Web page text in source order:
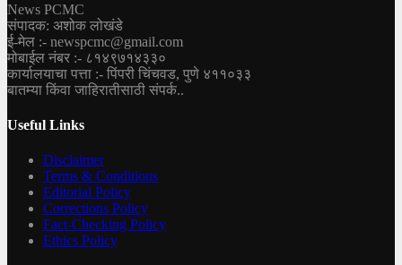
News PCMC
संपादक: अशोक लोखंडे
ई-मेल :- newspcmc@gmail.com
मोबाईल नंबर :- ८१४९७१४३३०
कार्यालयाचा पत्ता :- पिंपरी चिंचवड, पुणे ४११०३३
बातम्या किंवा जाहिरातीसाठी संपर्क..
Useful Links
Disclaimer
Terms & Conditions
Editorial Policy
Corrections Policy
Fact-Checking Policy
Ethics Policy